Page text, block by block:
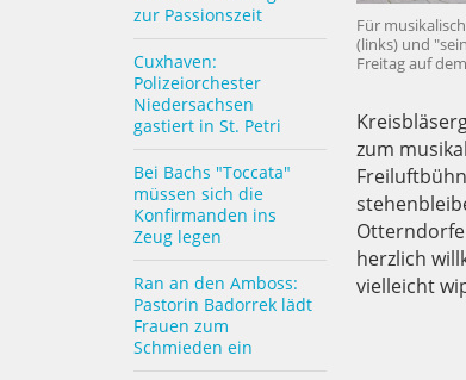
zur Passionszeit
Cuxhaven:
Polizeiorchester
Niedersachsen
gastiert in St. Petri
Bei Bachs "Toccata"
müssen sich die
Konfirmanden ins
Zeug legen
Ran an den Amboss:
Pastorin Badorrek lädt
Frauen zum
Schmieden ein
Für
(links) und
Freitag auf
zum
herzlich
vielleicht